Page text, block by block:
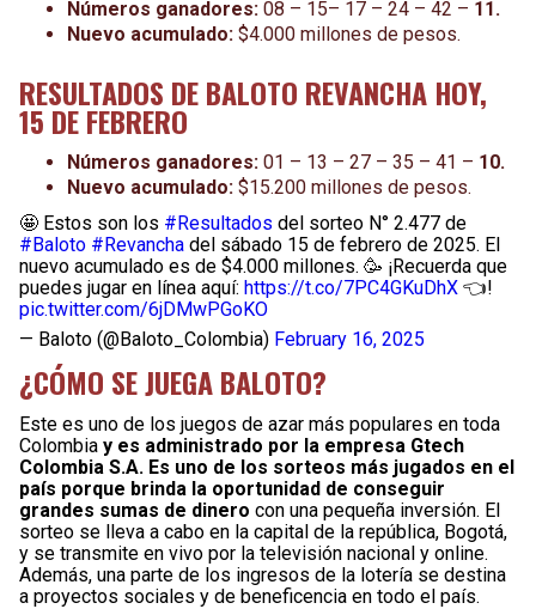
Números ganadores: 08 – 15– 17 – 24 – 42 – 11.
Nuevo acumulado: $4.000 millones de pesos.
RESULTADOS DE BALOTO REVANCHA HOY,
15 DE FEBRERO
Números ganadores: 01 – 13 – 27 – 35 – 41 – 10.
Nuevo acumulado: $15.200 millones de pesos.
🤩 Estos son los #Resultados del sorteo N° 2.477 de
#Baloto #Revancha del sábado 15 de febrero de 2025. El
nuevo acumulado es de $4.000 millones. 🥳 ¡Recuerda que
puedes jugar en línea aquí: https://t.co/7PC4GKuDhX 👈!
pic.twitter.com/6jDMwPGoKO
— Baloto (@Baloto_Colombia) February 16, 2025
¿CÓMO SE JUEGA BALOTO?
Este es uno de los juegos de azar más populares en toda
Colombia y es administrado por la empresa Gtech
Colombia S.A. Es uno de los sorteos más jugados en el
país porque brinda la oportunidad de conseguir
grandes sumas de dinero con una pequeña inversión. El
sorteo se lleva a cabo en la capital de la república, Bogotá,
y se transmite en vivo por la televisión nacional y online.
Además, una parte de los ingresos de la lotería se destina
a proyectos sociales y de beneficencia en todo el país.